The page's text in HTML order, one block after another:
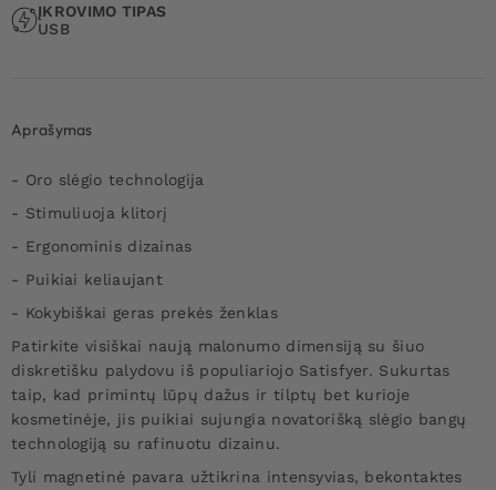
ĮKROVIMO TIPAS
USB
Aprašymas
- Oro slėgio technologija
- Stimuliuoja klitorį
- Ergonominis dizainas
- Puikiai keliaujant
- Kokybiškai geras prekės ženklas
Patirkite visiškai naują malonumo dimensiją su šiuo
diskretišku palydovu iš populiariojo Satisfyer. Sukurtas
taip, kad primintų lūpų dažus ir tilptų bet kurioje
kosmetinėje, jis puikiai sujungia novatorišką slėgio bangų
technologiją su rafinuotu dizainu.
Tyli magnetinė pavara užtikrina intensyvias, bekontaktes